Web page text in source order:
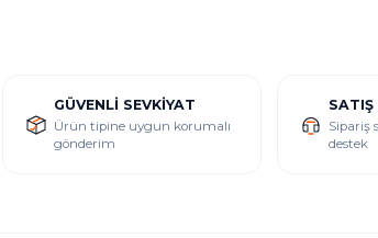
GÜVENLI SEVKIYAT
Ürün tipine uygun korumalı
gönderim
SATIŞ
Sipariş
destek